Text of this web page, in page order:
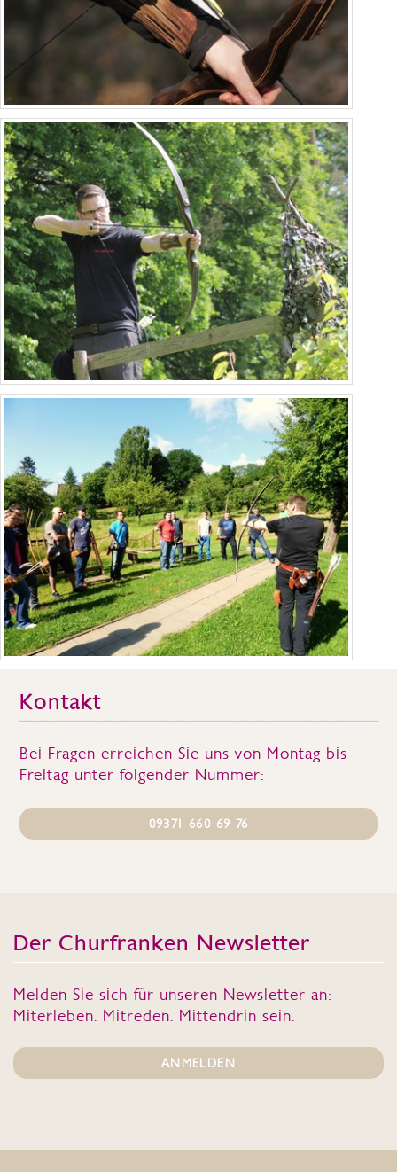
Kontakt
Bei Fragen erreichen Sie uns von Montag bis
Freitag unter folgender Nummer:
09371 660 69 76
Der Churfranken Newsletter
Melden Sie sich für unseren Newsletter an:
Miterleben. Mitreden. Mittendrin sein.
ANMELDEN